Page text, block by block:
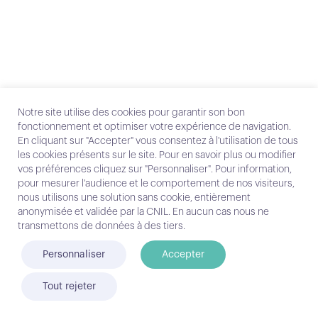
Notre site utilise des cookies pour garantir son bon
fonctionnement et optimiser votre expérience de navigation.
En cliquant sur "Accepter" vous consentez à l'utilisation de tous
les cookies présents sur le site. Pour en savoir plus ou modifier
vos préférences cliquez sur "Personnaliser". Pour information,
pour mesurer l'audience et le comportement de nos visiteurs,
nous utilisons une solution sans cookie, entièrement
anonymisée et validée par la CNIL. En aucun cas nous ne
transmettons de données à des tiers.
Personnaliser Accepter
Tout rejeter